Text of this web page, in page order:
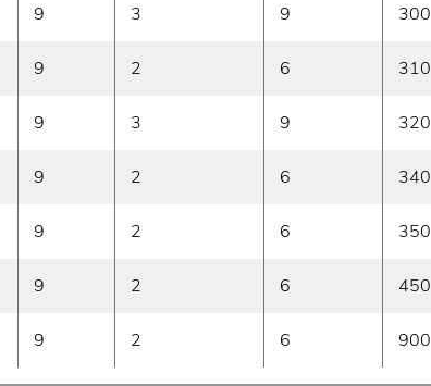
9 3 9 300
9 2 6 310
9 3 9 320
9 2 6 340
9 2 6 350
9 2 6 450
9 2 6 900